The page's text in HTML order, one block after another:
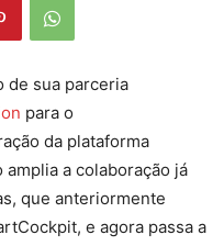
de sua parceria
para o
da plataforma
a colaboração já
que anteriormente
e agora passa a